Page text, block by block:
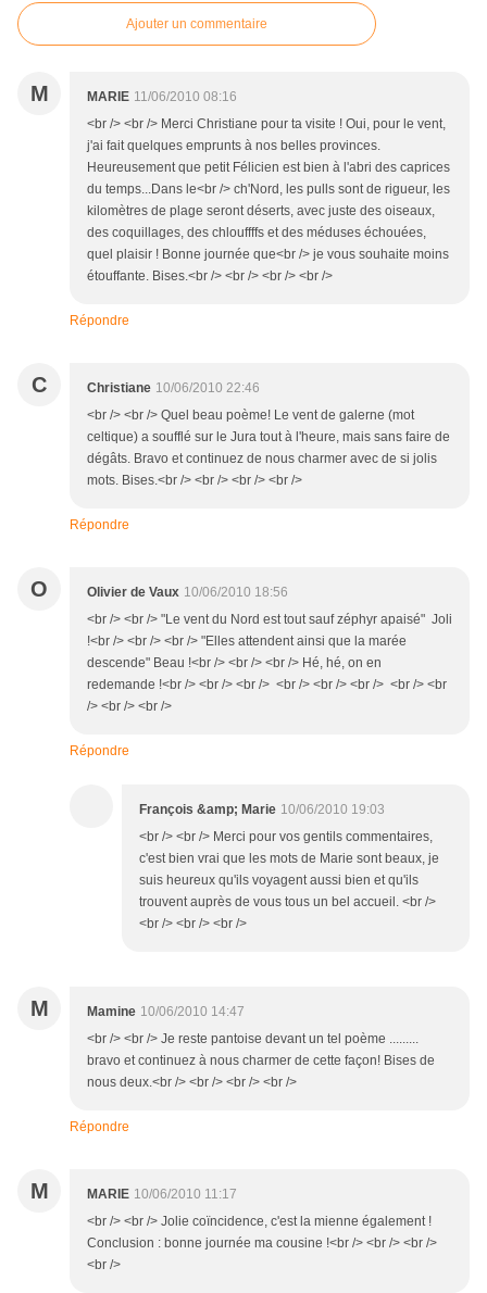
Ajouter un commentaire
M MARIE 11/06/2010 08:16
<br /> <br /> Merci Christiane pour ta visite ! Oui, pour le vent,
j'ai fait quelques emprunts à nos belles provinces.
Heureusement que petit Félicien est bien à l'abri des caprices
du temps...Dans le<br /> ch'Nord, les pulls sont de rigueur, les
kilomètres de plage seront déserts, avec juste des oiseaux,
des coquillages, des chlouffffs et des méduses échouées,
quel plaisir ! Bonne journée que<br /> je vous souhaite moins
étouffante. Bises.<br /> <br /> <br /> <br />
Répondre
C Christiane 10/06/2010 22:46
<br /> <br /> Quel beau poème! Le vent de galerne (mot
celtique) a soufflé sur le Jura tout à l'heure, mais sans faire de
dégâts. Bravo et continuez de nous charmer avec de si jolis
mots. Bises.<br /> <br /> <br /> <br />
Répondre
O Olivier de Vaux 10/06/2010 18:56
<br /> <br /> "Le vent du Nord est tout sauf zéphyr apaisé" Joli
!<br /> <br /> <br /> "Elles attendent ainsi que la marée
descende" Beau !<br /> <br /> <br /> Hé, hé, on en
redemande !<br /> <br /> <br /> <br /> <br /> <br /> <br /> <br
/> <br /> <br />
Répondre
François &amp; Marie 10/06/2010 19:03
<br /> <br /> Merci pour vos gentils commentaires,
c'est bien vrai que les mots de Marie sont beaux, je
suis heureux qu'ils voyagent aussi bien et qu'ils
trouvent auprès de vous tous un bel accueil. <br />
<br /> <br /> <br />
M Mamine 10/06/2010 14:47
<br /> <br /> Je reste pantoise devant un tel poème .........
bravo et continuez à nous charmer de cette façon! Bises de
nous deux.<br /> <br /> <br /> <br />
Répondre
M MARIE 10/06/2010 11:17
<br /> <br /> Jolie coïncidence, c'est la mienne également !
Conclusion : bonne journée ma cousine !<br /> <br /> <br />
<br />